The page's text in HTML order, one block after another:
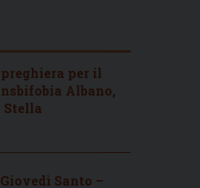
per il
Albano,
Stella
Santo –